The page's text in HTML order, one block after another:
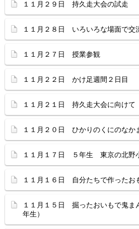
１１月２９日 持久走大会の試走
１１月２８日 いろいろな場面で交
１１月２７日 授業参観
１１月２２日 かけ足週間２日目
１１月２１日 持久走大会に向けて
１１月２０日 ひかりのくにのなか
１１月１７日 ５年生 東京の北野
１１月１６日 自分たちで作ったお
１１月１５日 掘ったおいもで鬼ま
年生）